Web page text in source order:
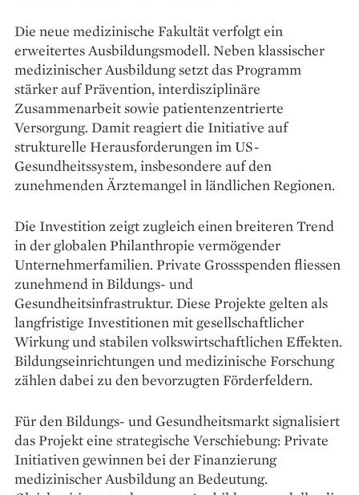
Die neue medizinische Fakultät verfolgt ein
erweitertes Ausbildungsmodell. Neben klassischer
medizinischer Ausbildung setzt das Programm
stärker auf Prävention, interdisziplinäre
Zusammenarbeit sowie patientenzentrierte
Versorgung. Damit reagiert die Initiative auf
strukturelle Herausforderungen im US-
Gesundheitssystem, insbesondere auf den
zunehmenden Ärztemangel in ländlichen Regionen.
Die Investition zeigt zugleich einen breiteren Trend
in der globalen Philanthropie vermögender
Unternehmerfamilien. Private Grossspenden fliessen
zunehmend in Bildungs- und
Gesundheitsinfrastruktur. Diese Projekte gelten als
langfristige Investitionen mit gesellschaftlicher
Wirkung und stabilen volkswirtschaftlichen Effekten.
Bildungseinrichtungen und medizinische Forschung
zählen dabei zu den bevorzugten Förderfeldern.
Für den Bildungs- und Gesundheitsmarkt signalisiert
das Projekt eine strategische Verschiebung: Private
Initiativen gewinnen bei der Finanzierung
medizinischer Ausbildung an Bedeutung.